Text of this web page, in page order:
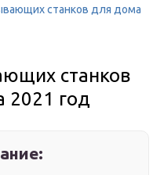
станков для дома
станков
2021 год